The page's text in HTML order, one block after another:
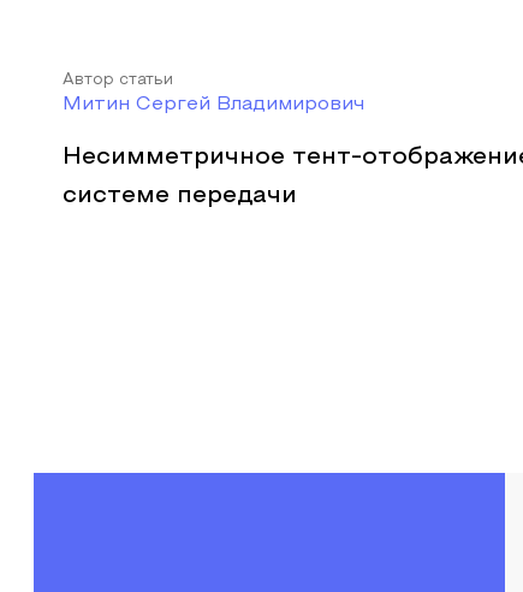
Автор статьи
Митин Сергей Владимирович
Несимметричное тент-
системе передачи